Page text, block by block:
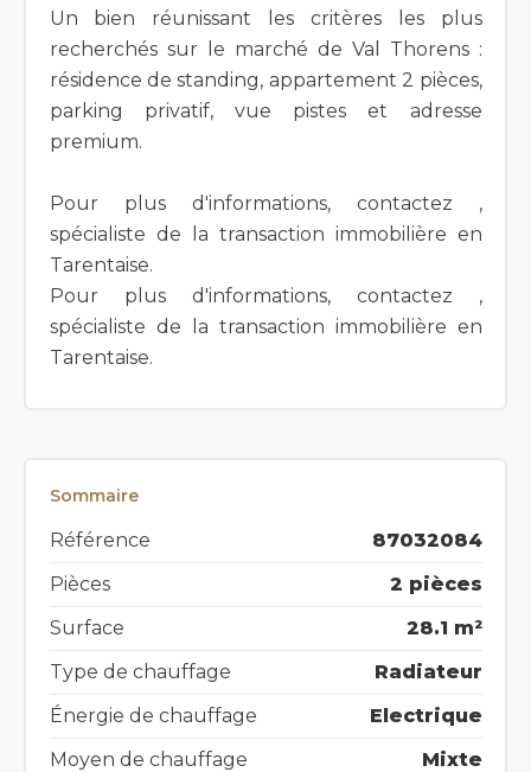
Un bien réunissant les critères les plus
recherchés sur le marché de Val Thorens :
résidence de standing, appartement 2 pièces,
parking privatif, vue pistes et adresse
premium.
Pour plus d'informations, contactez ,
spécialiste de la transaction immobilière en
Tarentaise.
Pour plus d'informations, contactez ,
spécialiste de la transaction immobilière en
Tarentaise.
Sommaire
Référence
87032084
Pièces
2 pièces
Surface
28.1 m²
Type de chauffage
Radiateur
Énergie de chauffage
Electrique
Moyen de chauffage
Mixte